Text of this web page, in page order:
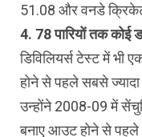
51.08 और वनडे
4. 78 पारियों तक कोई
डिविलियर्स टेस्ट में
होने से पहले सबसे ज्यादा
उन्होंने 2008-09 में
बनाए आउट होने से पहले